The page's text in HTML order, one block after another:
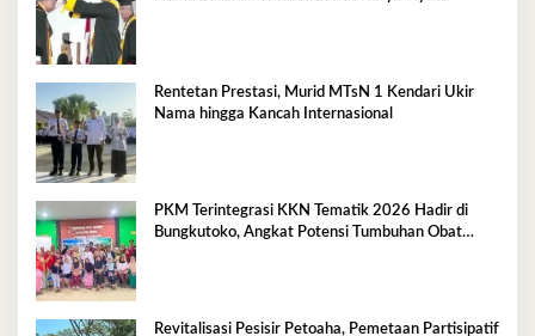
Rentetan Prestasi, Murid MTsN 1 Kendari Ukir
Nama hingga Kancah Internasional
PKM Terintegrasi KKN Tematik 2026 Hadir di
Bungkutoko, Angkat Potensi Tumbuhan Obat
Revitalisasi Pesisir Petoaha, Pemetaan Partisipatif